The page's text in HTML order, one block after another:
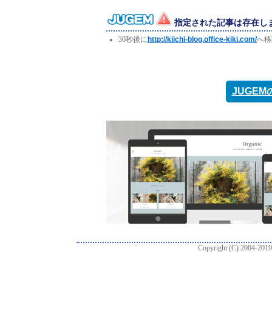
指定された記事は存在し
30秒後に http://kiichi-blog.office-kiki.com/へ
JUGEM
Copyright (C) 2004-